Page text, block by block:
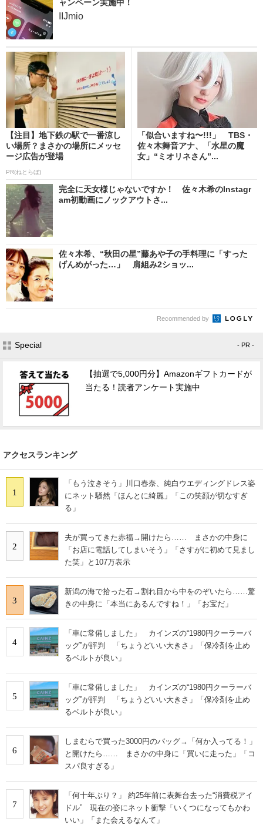
ャンペーン実施中！
IIJmio
【注目】地下鉄の駅で一番涼し
い場所？まさかの場所にメッセ
ージ広告が登場
PR(ねとらぼ)
「似合いますね〜!!!」 TBS・
佐々木舞音アナ、「水星の魔
女」“ミオリネさん”...
完全に天女様じゃないですか！ 佐々木希のInstagr
am初動画にノックアウトさ...
佐々木希、“秋田の星”藤あや子の手料理に「すった
げんめがった…」 肩組み2ショッ...
Recommended by
Special - PR -
【抽選で5,000円分】Amazonギフトカードが
当たる！読者アンケート実施中
アクセスランキング
1
「もう泣きそう」川口春奈、純白ウエディングドレス姿
にネット騒然「ほんとに綺麗」「この笑顔が切なすぎ
る」
2
夫が買ってきた赤福→開けたら…… まさかの中身に
「お店に電話してしまいそう」「さすがに初めて見まし
た笑」と107万表示
3
新潟の海で拾った石→割れ目から中をのぞいたら……驚
きの中身に「本当にあるんですね！」「お宝だ」
4
「車に常備しました」 カインズの“1980円クーラーバ
ッグ”が評判 「ちょうどいい大きさ」「保冷剤を止め
るベルトが良い」
5
「車に常備しました」 カインズの“1980円クーラーバ
ッグ”が評判 「ちょうどいい大きさ」「保冷剤を止め
るベルトが良い」
6
しまむらで買った3000円のバッグ→「何か入ってる！」
と開けたら…… まさかの中身に「買いに走った」「コ
スパ良すぎる」
7
「何十年ぶり？」 約25年前に表舞台去った“消費税アイ
ドル” 現在の姿にネット衝撃「いくつになってもかわ
いい」「また会えるなんて」